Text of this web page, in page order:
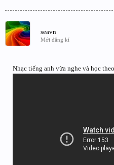
seavn
Mới đăng kí
Nhạc tiếng anh vừa nghe và học